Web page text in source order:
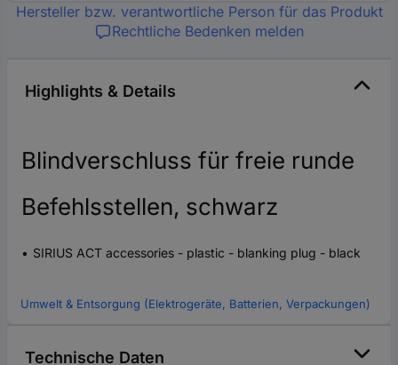
Hersteller bzw. verantwortliche Person für das Produkt
Rechtliche Bedenken melden
Highlights & Details
Blindverschluss für freie runde
Befehlsstellen, schwarz
SIRIUS ACT accessories - plastic - blanking plug - black
Umwelt & Entsorgung (Elektrogeräte, Batterien, Verpackungen)
Technische Daten